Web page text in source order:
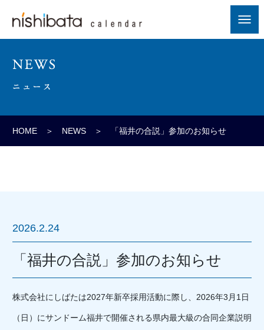
HOME ＞ NEWS ＞ 「福井の合説」参加のお知らせ
2026.2.24
「福井の合説」参加のお知らせ
株式会社にしばたは2027年新卒採用活動に際し、2026年3月1日
（日）にサンドーム福井で開催される県内最大級の合同企業説明